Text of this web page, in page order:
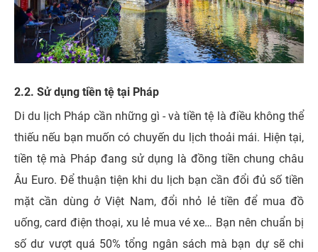
2.2. Sử dụng tiền tệ tại Pháp
Di du lịch Pháp cần những gì - và tiền tệ là điều không thể
thiếu nếu bạn muốn có chuyến du lịch thoải mái. Hiện tại,
tiền tệ mà Pháp đang sử dụng là đồng tiền chung châu
Âu Euro. Để thuận tiện khi du lịch bạn cần đổi đủ số tiền
mặt cần dùng ở Việt Nam, đổi nhỏ lẻ tiền để mua đồ
uống, card điện thoại, xu lẻ mua vé xe… Bạn nên chuẩn bị
số dư vượt quá 50% tổng ngân sách mà bạn dự sẽ chi